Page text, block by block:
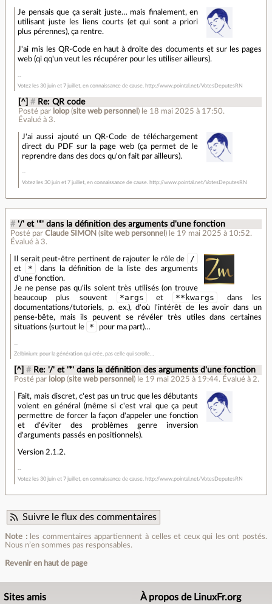
Je pensais que ça serait juste… mais finalement, en
utilisant juste les liens courts (et qui sont a priori
plus pérennes), ça rentre.
J'ai mis les QR-Code en haut à droite des documents et sur les pages
web (qi qq'un veut les récupérer pour les utiliser ailleurs).
Votez les 30 juin et 7 juillet, en connaissance de cause. http://www.pointal.net/VotesDeputesRN
[^] # Re: QR code
Posté par lolop(site web personnel ) le 18 mai 2025 à 17:50.
Évalué à 3.
J'ai aussi ajouté un QR-Code de téléchargement
direct du PDF sur la page web (ça permet de le
reprendre dans des docs qu'on fait par ailleurs).
Votez les 30 juin et 7 juillet, en connaissance de cause. http://www.pointal.net/VotesDeputesRN
# '/' et '*' dans la définition des arguments d'une fonction
Posté par Claude SIMON (site web personnel ) le 19 mai 2025 à 10:52.
Évalué à 3.
Il serait peut-être pertinent de rajouter le rôle de /
et *
dans la définition de la liste des arguments
d'une fonction.
Je ne pense pas qu'ils soient très utilisés (on trouve
beaucoup plus souvent
*args et **kwargs
dans les
documentations/tutoriels, p. ex.), d'où l'intérêt de les avoir dans un
pense-bête, mais ils peuvent se révéler très utiles dans certaines
situations (surtout le
* pour ma part)…
Zelbinium: pour la génération qui crée, pas celle qui scrolle…
[^] # Re: '/' et '*' dans la définition des arguments d'une fonction
Posté par lolop(site web personnel ) le 19 mai 2025 à 19:44. Évalué à 2.
Fait, mais discret, c'est pas un truc que les débutants
voient en général (même si c'est vrai que ça peut
permettre de forcer la façon d'appeler une fonction
et d'éviter des problèmes genre inversion
d'arguments passés en positionnels).
Version 2.1.2.
Votez les 30 juin et 7 juillet, en connaissance de cause. http://www.pointal.net/VotesDeputesRN
Suivre le flux des commentaires
Note :les commentaires appartiennent à celles et ceux qui les ont postés.
Nous n’en sommes pas responsables.
Revenir en haut de page
Sites amis À propos de LinuxFr.org